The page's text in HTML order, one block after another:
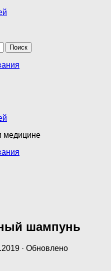
медицине
шампунь
· Обновлено